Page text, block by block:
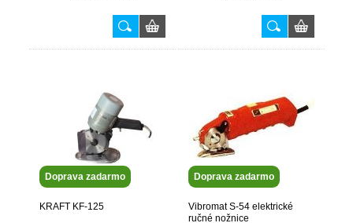
Doprava zadarmo
KRAFT KF-125
Doprava zadarmo
Vibromat S-54 elektrické
ručné nožnice